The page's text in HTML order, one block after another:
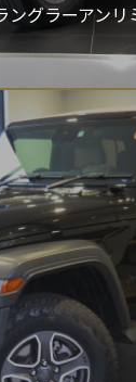
ングラーアン